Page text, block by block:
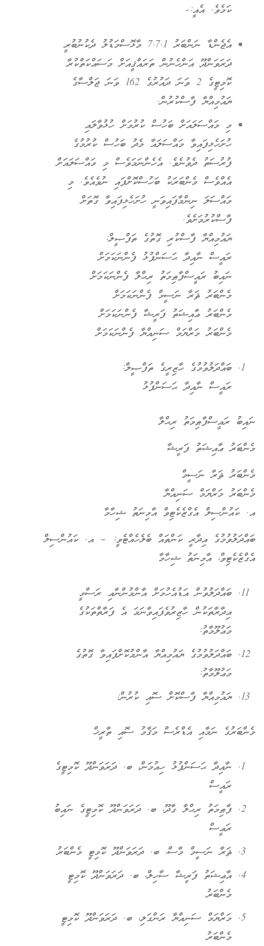
ކަމެވެ. އެއީ:-
އެޖެންޑާ ނަންބަރު 7.7.1 މާޅޮސްމަޑުލު ދެކުނުބުރީ
ދަރަވަންދޫ އަންހެނުން ތަރައްޤީއަށް މަސައްކަތްކުރާ
ކޮމިޓީގެ 2 ވަނަ ދައުރުގެ 162 ވަނަ ޖަލްސާގެ
ޔައުމިއްޔާ ފާސްކުރުން.
މި މައްސަލައަށް ބަހުސް ކުރުމަށް ހުޅުވާލައި
ހުށަހެޅިފައިވާ މައްސަލައާ މެދު ބަހުސް ކުރުމުގެ
ފުރުސަތު ދެވުނެވެ. އެހެންނަމަވެސް މި މައްސަލައަށް
އެއްވެސް މެންބަރަކު ބަހުސްކޮށްފައި ނުވެއެވެ. މި
މައްސަލަ ނިންމާފައިވަނީ ހުށަހެޅިފައިވާ ގޮތަށް
ފާސްކުރުމަށެވެ.
ޔައުމިއްޔާ ފާސްކުރި ގޮތުގެ ތަފްޞީލް:
ރައީސް ނާއިދާ ޙަސަންފުޅު ފެންނަކަމަށް
ނައިބު ރައީސްފާޠިމަތު ރިޙްލާ ފެންނަކަމަށް
މެންބަރު ޘަރާ ނަސީމް ފެންނަކަމަށް
މެންބަރު ޢާއިޝަތު ފަރީޝާ ފެންނަކަމަށް
މެންބަރު މަރްޔަމް ސަނިއްޔާ ފެންނަކަމަށް
ބައްދަލުވުމުގެ ހާޒިރީގެ ތަފްޞީލް:
ރައީސް ނާއިދާ ޙަސަންފުޅު
ނައިބު ރައީސްފާޠިމަތު ރިޙްލާ
މެންބަރު ޢާއިޝަތު ފަރީޝާ
މެންބަރު ޘަރާ ނަސީމް
މެންބަރު މަރްޔަމް ސަނިއްޔާ
އ. ކައުންސިލް އެގްޒެކެޓިވް އާމިނަތު ޝިހާމާ
ބައްދަލުވުމުގެ އިދާރީ ކަންތައް ބެލެހެއްޓެވީ: – އ. ކައުންސިލް
އެގްޒެކެޓިވް، އާމިނަތު ޝިހާމާ
ބައްދަލުވުން އަޑުއެހުމަށް އާންމުންނާއި ރަސްމީ
އިދާރާތަކުން ހާޒިރުވެފައިވާނަމަ އެ ފަރާތްތަކުގެ
މަޢުލޫމާތު:
ބައްދަލުވުމުގެ ޔައުމިއްޔާ އާންމުކޮށްފައިވާ ގޮތުގެ
މަޢުލޫމާތު:
ޔައުމިއްޔާ ފާސްކޮށް ސޮއި ކުރުން:
މެންބަރުގެ ނަމާއި އެޑްރެސް މަޤާމު ސޮއި ތާރީޚް
ނާއިދާ ޙަސަންފުޅު ހިއުމަން، ބ. ދަރަވަންދޫ ކޮމިޓީގެ
ރައީސް
ފާޠިމަތު ރިޙްލާ ގާދޫ، ބ. ދަރަވަންދޫ ކޮމިޓީގެ ނައިބު
ރަޢީސް
ޘަރާ ނަސީމް މާސް، ބ. ދަރަވަންދޫ ކޮމިޓީ މެންބަރު
އާޢިޝަތު ފަރީޝާ ސާހިލް، ބ. ދަރަވަންދޫ ކޮމިޓީ
މެންބަރު
މަރްޔަމް ސަނިއްޔާ ރަންގަލި، ބ. ދަރަވަންދޫ ކޮމިޓީ
މެންބަރު